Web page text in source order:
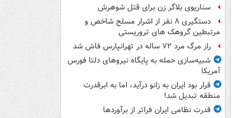
سناریوی بلاگر زن برای قتل شوهرش
دستگیری ۸ نفر از اشرار مسلح شاخص و
مرتبطین گروهک های تروریستی
راز مرگ مرد ۷۲ ساله در تهرانپارس فاش شد
شبیه‌سازی حمله به پایگاه نیروهای دلتا فورس
آمریکا
قرار بود ایران به زانو درآید، اما به ابرقدرت
منطقه تبدیل شد!
قدرت نظامی ایران فراتر از برآوردها